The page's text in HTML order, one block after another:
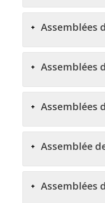
Assemblées
Assemblées
Assemblées
Assemblée
Assemblées